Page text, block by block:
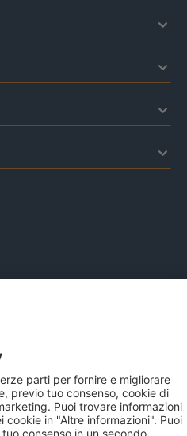
/ Italy Cap. Soc.
versato € 51.806.190,00 |
C.F. e P.IVA 02083271201